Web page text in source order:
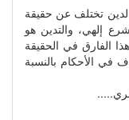
تختلف عن حقيقة
إلهي، والتدين هو
الفارق في الحقيقة
الأحكام بالنسبة